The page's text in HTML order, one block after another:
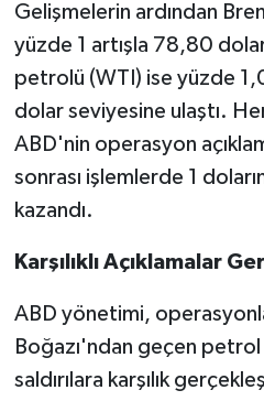
Gelişmelerin ardından
yüzde 1 artışla 78,80
petrolü (WTI) ise yüzde
dolar seviyesine ulaştı.
ABD'nin operasyon
sonrası işlemlerde 1
kazandı.
Karşılıklı Açıklamalar
ABD yönetimi,
Boğazı'ndan geçen
saldırılara karşılık